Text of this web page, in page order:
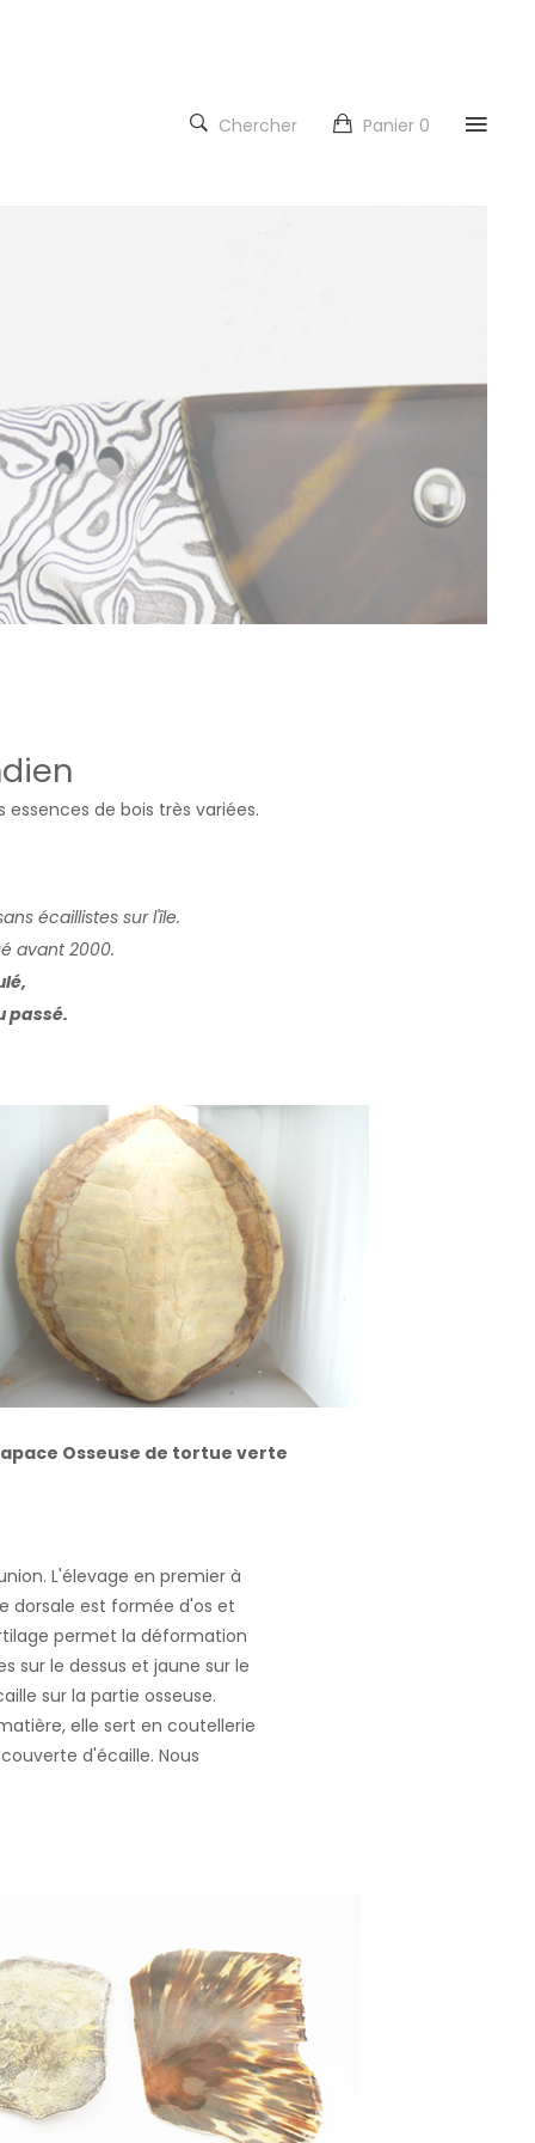
Panier 0
Chercher
de bois très variées.
écaillistes sur l'île.
avant 2000.
passé.
Osseuse de tortue verte
L'élevage en premier à
dorsale est formée d'os et
permet la déformation
sur le dessus et jaune sur le
sur la partie osseuse.
elle sert en coutellerie
d'écaille. Nous